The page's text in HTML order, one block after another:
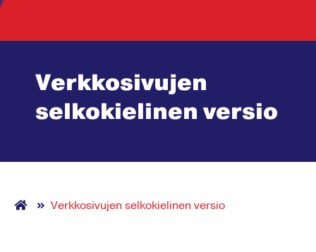
Verkkosivujen
selkokielinen versio
Verkkosivujen selkokielinen versio